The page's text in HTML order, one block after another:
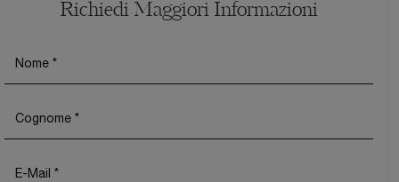
Richiedi Maggiori Informazioni